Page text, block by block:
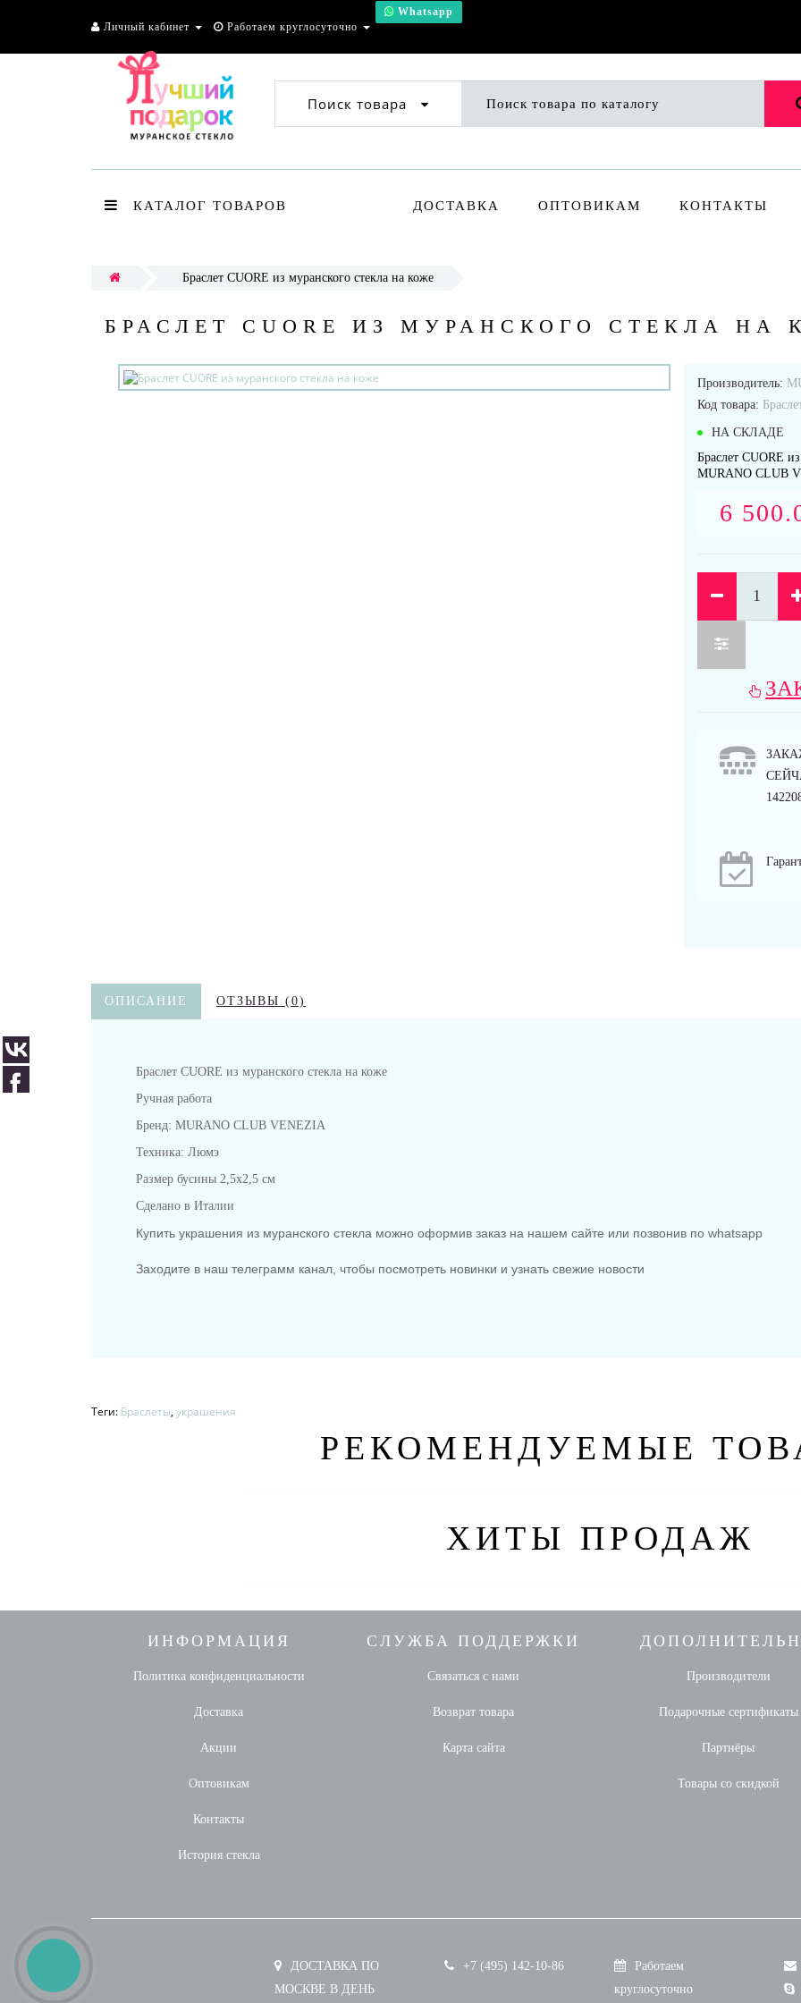
Личный кабинет Работаем круглосуточно
Whatsapp
Поиск товара
КАТАЛОГ ТОВАРОВ ДОСТАВКА ОПТОВИКАМ КОНТАКТЫ
Браслет CUORE из муранского стекла на коже
БРАСЛЕТ CUORE ИЗ МУРАНСКОГО СТЕКЛА НА
Производитель:
Код товара:
НА СКЛАДЕ
Браслет CUORE
MURANO CLUB
6
ОПИСАНИЕ ОТЗЫВЫ (0)
Браслет CUORE из муранского стекла на коже
Ручная работа
Бренд: MURANO CLUB VENEZIA
Техника: Люмэ
Размер бусины 2,5х2,5 см
Сделано в Италии
Купить украшения из муранского стекла можно оформив заказ на нашем сайте или позвонив по whatsapp
Заходите в наш телеграмм канал, чтобы посмотреть новинки и узнать свежие новости
Теги: Браслеты, украшения
РЕКОМЕНДУЕМЫЕ
ХИТЫ ПРОДАЖ
ИНФОРМАЦИЯ
Политика конфиденциальности
Доставка
Акции
Оптовикам
Контакты
История стекла
СЛУЖБА ПОДДЕРЖКИ
Связаться с нами
Возврат товара
Карта сайта
Производители
Подарочные сертификаты
Партнёры
Товары со скидкой
ДОСТАВКА ПО
МОСКВЕ В ДЕНЬ
+7 (495) 142-10-86
Работаем
круглосуточно